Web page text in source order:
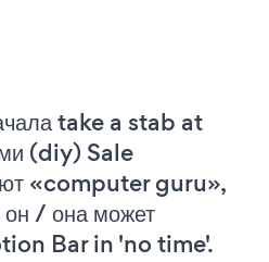
take a stab at
(diy) Sale
«computer guru»,
он / она может
Bar in 'no time'.